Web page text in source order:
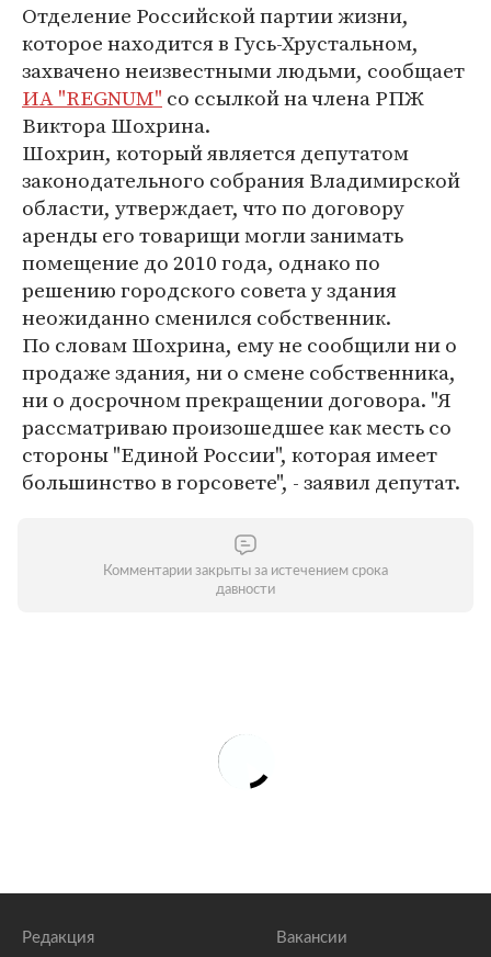
Отделение Российской партии жизни,
которое находится в Гусь-Хрустальном,
захвачено неизвестными людьми, сообщает
ИА "REGNUM" со ссылкой на члена РПЖ
Виктора Шохрина.
Шохрин, который является депутатом
законодательного собрания Владимирской
области, утверждает, что по договору
аренды его товарищи могли занимать
помещение до 2010 года, однако по
решению городского совета у здания
неожиданно сменился собственник.
По словам Шохрина, ему не сообщили ни о
продаже здания, ни о смене собственника,
ни о досрочном прекращении договора. "Я
рассматриваю произошедшее как месть со
стороны "Единой России", которая имеет
большинство в горсовете", - заявил депутат.
Комментарии закрыты за истечением срока
давности
Редакция Вакансии